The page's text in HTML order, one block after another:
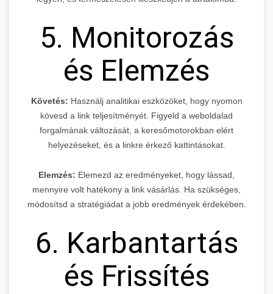
5. Monitorozás
és Elemzés
Követés: Használj analitikai eszközöket, hogy nyomon
kövesd a link teljesítményét. Figyeld a weboldalad
forgalmának változását, a keresőmotorokban elért
helyezéseket, és a linkre érkező kattintásokat.
Elemzés: Elemezd az eredményeket, hogy lássad,
mennyire volt hatékony a link vásárlás. Ha szükséges,
módosítsd a stratégiádat a jobb eredmények érdekében.
6. Karbantartás
és Frissítés